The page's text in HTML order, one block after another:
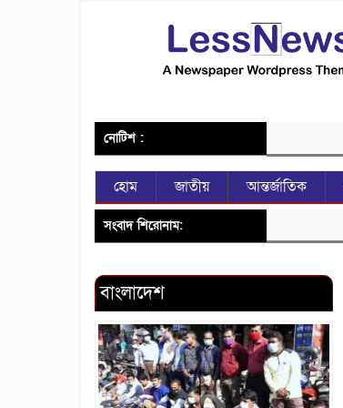
নোটিশ :
হোম জাতীয় আন্তর্জাতিক
সংবাদ শিরোনাম:
বাংলাদেশ